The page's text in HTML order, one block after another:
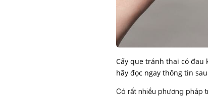
Cấy que tránh thai có đau
hãy đọc ngay thông tin
Có rất nhiều phương pháp